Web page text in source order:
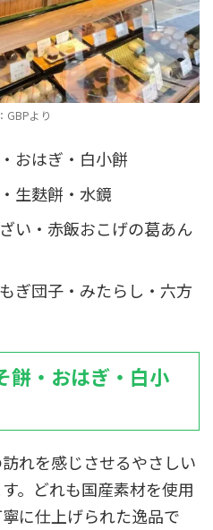
GBPより
おはぎ・白小餅
生麩餅・水鏡
い・赤飯おこげの葛あん
ぎ団子・みたらし・六方
餅・おはぎ・白小
れを感じさせるやさしい
。どれも国産素材を使用
に仕上げられた逸品で